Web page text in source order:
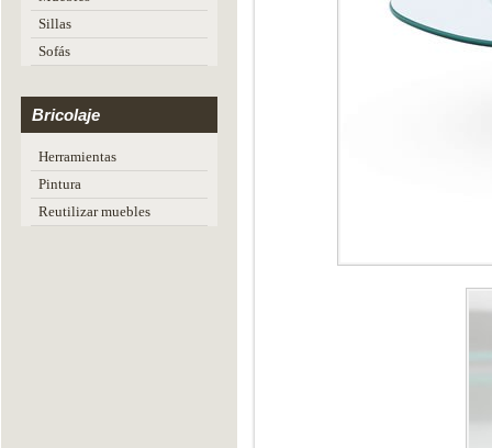
Sillas
Sofás
Bricolaje
Herramientas
Pintura
Reutilizar muebles